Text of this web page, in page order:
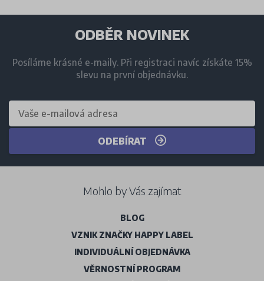
ODBĚR NOVINEK
Posíláme krásné e-maily. Při registraci navíc získáte 15%
slevu na první objednávku.
ODEBÍRAT
Mohlo by Vás zajímat
BLOG
VZNIK ZNAČKY HAPPY LABEL
INDIVIDUÁLNÍ OBJEDNÁVKA
VĚRNOSTNÍ PROGRAM